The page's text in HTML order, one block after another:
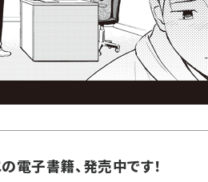
電子書籍、発売中です！